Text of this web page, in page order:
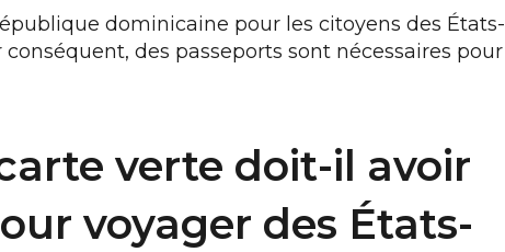
dominicaine pour les citoyens des États-
des passeports sont nécessaires pour
verte doit-il avoir
voyager des États-